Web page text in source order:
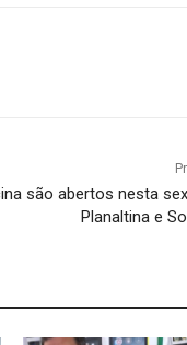
são abertos nesta
Planaltina e